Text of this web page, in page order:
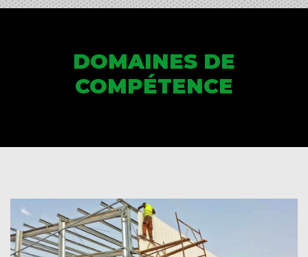
DOMAINES DE
COMPÉTENCE